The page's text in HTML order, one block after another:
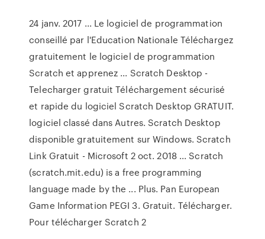
24 janv. 2017 ... Le logiciel de programmation
conseillé par l'Education Nationale Téléchargez
gratuitement le logiciel de programmation
Scratch et apprenez ... Scratch Desktop -
Telecharger gratuit Téléchargement sécurisé
et rapide du logiciel Scratch Desktop GRATUIT.
logiciel classé dans Autres. Scratch Desktop
disponible gratuitement sur Windows. Scratch
Link Gratuit - Microsoft 2 oct. 2018 ... Scratch
(scratch.mit.edu) is a free programming
language made by the ... Plus. Pan European
Game Information PEGI 3. Gratuit. Télécharger.
Pour télécharger Scratch 2